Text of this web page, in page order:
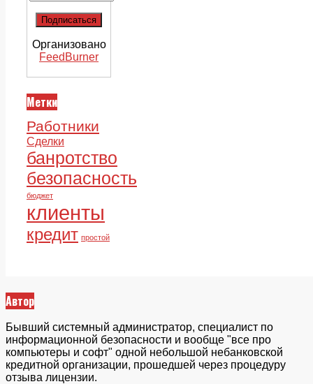
Организовано
FeedBurner
Метки
Работники
Сделки
банротство
безопасность
бюджет
клиенты
кредит простой
Автор
Бывший системный администратор, специалист по
информационной безопасности и вообще "все про
компьютеры и софт" одной небольшой небанковской
кредитной организации, прошедшей через процедуру
отзыва лицензии.